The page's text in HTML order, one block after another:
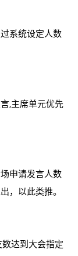
系统设定人数
,主席单元优先
申请发言人数
，以此类推。
达到大会指定